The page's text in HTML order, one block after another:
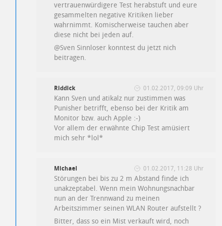
vertrauenwürdigere Test herabstuft und eure
gesammelten negative Kritiken lieber
wahrnimmt. Komischerweise tauchen aber
diese nicht bei jeden auf.
@Sven Sinnloser konntest du jetzt nich
beitragen.
Riddick 01.02.2017, 09:09 Uhr
Kann Sven und atikalz nur zustimmen was
Punisher betrifft, ebenso bei der Kritik am
Monitor bzw. auch Apple :-)
Vor allem der erwähnte Chip Test amüsiert
mich sehr *lol*
Michael 01.02.2017, 11:28 Uhr
Störungen bei bis zu 2 m Abstand finde ich
unakzeptabel. Wenn mein Wohnungsnachbar
nun an der Trennwand zu meinen
Arbeitszimmer seinen WLAN Router aufstellt ?
Bitter, dass so ein Mist verkauft wird, noch